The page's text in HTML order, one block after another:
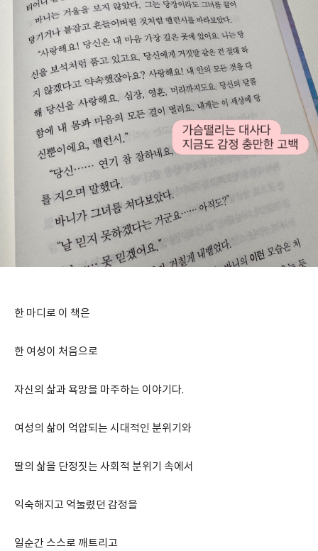
한 마디로 이 책은
한 여성이 처음으로
자신의 삶과 욕망을 마주하는 이야기다.
여성의 삶이 억압되는 시대적인 분위기와
딸의 삶을 단정짓는 사회적 분위기 속에서
익숙해지고 억눌렸던 감정을
일순간 스스로 깨트리고